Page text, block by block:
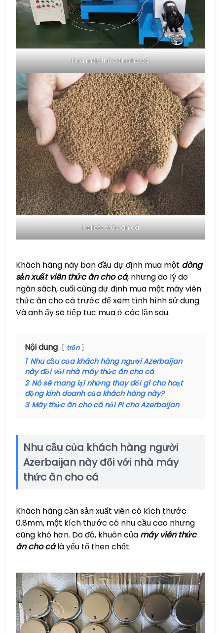
Nhà máy thức ăn cho cá
Pellets thức ăn cá
Khách hàng này ban đầu dự định mua một dòng
sản xuất viên thức ăn cho cá, nhưng do lý do
ngân sách, cuối cùng dự định mua một máy viên
thức ăn cho cá trước để xem tình hình sử dụng.
Và anh ấy sẽ tiếp tục mua ở các lần sau.
Nội dung trốn
1 Nhu cầu của khách hàng người Azerbaijan
này đối với nhà máy thức ăn cho cá
2 Nó sẽ mang lại những thay đổi gì cho hoạt
động kinh doanh của khách hàng này?
3 Máy thức ăn cho cá nổi PI cho Azerbaijan
Nhu cầu của khách hàng người
Azerbaijan này đối với nhà máy
thức ăn cho cá
Khách hàng cần sản xuất viên có kích thước
0.8mm, một kích thước có nhu cầu cao nhưng
cũng khó hơn. Do đó, khuôn của máy viên thức
ăn cho cálà yếu tố then chốt.